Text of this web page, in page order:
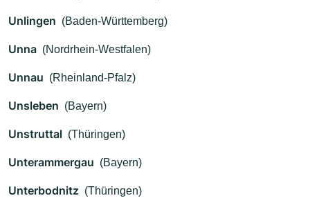
Unlingen (Baden-Württemberg)
Unna (Nordrhein-Westfalen)
Unnau (Rheinland-Pfalz)
Unsleben (Bayern)
Unstruttal (Thüringen)
Unterammergau (Bayern)
Unterbodnitz (Thüringen)